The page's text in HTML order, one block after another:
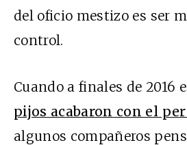
del oficio mestizo es ser
control.
Cuando a finales de 2016
pijos acabaron con el
algunos compañeros